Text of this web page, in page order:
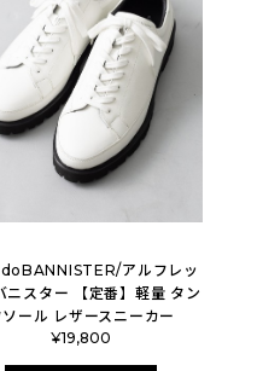
アルフレッ
ニスター 【定番】軽量 タン
ソール レザースニーカー
¥19,800